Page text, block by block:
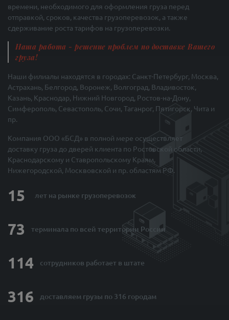
времени, необходимого для оформления груза перед
отправкой, сроков, качества грузоперевозок, а также
сдерживание роста тарифов на грузоперевозки.
Наша работа - решение проблем по доставке Вашего
груза!
Наши филиалы находятся в городах: Санкт-Петербург, Москва,
Астрахань, Белгород, Воронеж, Волгоград, Владивосток,
Казань, Краснодар, Нижний Новгород, Ростов-на-Дону,
Симферополь, Севастополь, Сочи, Таганрог, Пятигорск, Чита и
пр.
Компания ООО «БСД» в полной мере осуществляет
доставку груза до дверей клиента по Ростовской области,
Краснодарскому и Ставропольскому Краям,
Нижегородской, Москвовской и пр. областям РФ.
15 лет на рынке грузоперевозок
73 терминала по всей территории России
114 сотрудников работает в штате
316 доставляем грузы по 316 городам